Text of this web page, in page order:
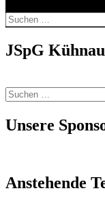
Suchen
nach:
JSpG
Suchen
nach:
Unsere
Anstehende